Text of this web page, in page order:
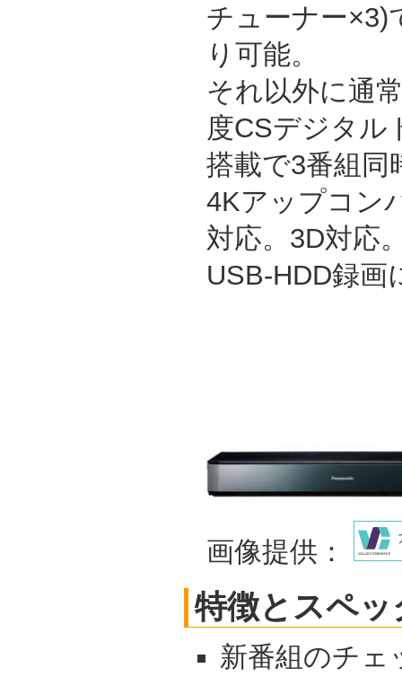
チューナー×3)
り可能。
それ以外に通
度CSデジタル
搭載で3番組同
4Kアップコン
対応。3D対応
USB-HDD録画
画像提供：
特徴とスペッ
新番組のチェ